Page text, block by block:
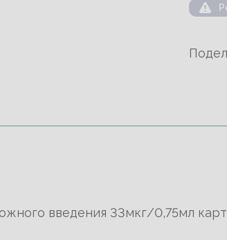
введения 33мкг/0,75мл